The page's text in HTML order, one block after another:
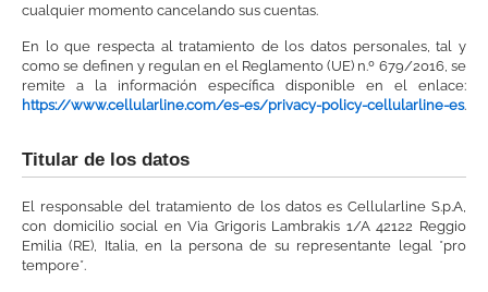
cualquier momento cancelando sus cuentas.
En lo que respecta al tratamiento de los datos personales, tal y
como se definen y regulan en el Reglamento (UE) n.º 679/2016, se
remite a la información específica disponible en el enlace:
https://www.cellularline.com/es-es/privacy-policy-cellularline-es.
Titular de los datos
El responsable del tratamiento de los datos es Cellularline S.p.A,
con domicilio social en Via Grigoris Lambrakis 1/A 42122 Reggio
Emilia (RE), Italia, en la persona de su representante legal *pro
tempore*.